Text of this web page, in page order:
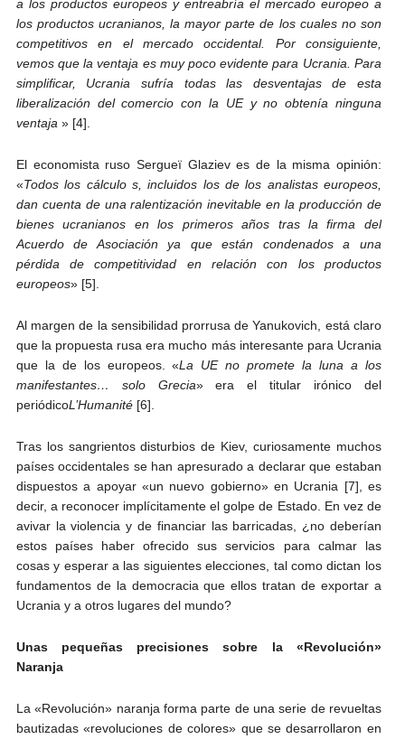
a los productos europeos y entreabría el mercado europeo a
los productos ucranianos, la mayor parte de los cuales no son
competitivos en el mercado occidental. Por consiguiente,
vemos que la ventaja es muy poco evidente para Ucrania. Para
simplificar, Ucrania sufría todas las desventajas de esta
liberalización del comercio con la UE y no obtenía ninguna
ventaja » [4].
El economista ruso Sergueï Glaziev es de la misma opinión:
«Todos los cálculos, incluidos los de los analistas europeos,
dan cuenta de una ralentización inevitable en la producción de
bienes ucranianos en los primeros años tras la firma del
Acuerdo de Asociación ya que están condenados a una
pérdida de competitividad en relación con los productos
europeos» [5].
Al margen de la sensibilidad prorrusa de Yanukovich, está claro
que la propuesta rusa era mucho más interesante para Ucrania
que la de los europeos. «La UE no promete la luna a los
manifestantes… solo Grecia» era el titular irónico del
periódicoL’Humanité[6].
Tras los sangrientos disturbios de Kiev, curiosamente muchos
países occidentales se han apresurado a declarar que estaban
dispuestos a apoyar «un nuevo gobierno» en Ucrania [7], es
decir, a reconocer implícitamente el golpe de Estado. En vez de
avivar la violencia y de financiar las barricadas, ¿no deberían
estos países haber ofrecido sus servicios para calmar las
cosas y esperar a las siguientes elecciones, tal como dictan los
fundamentos de la democracia que ellos tratan de exportar a
Ucrania y a otros lugares del mundo?
Unas pequeñas precisiones sobre la «Revolución»
Naranja
La «Revolución» naranja forma parte de una serie de revueltas
bautizadas «revoluciones de colores» que se desarrollaron en